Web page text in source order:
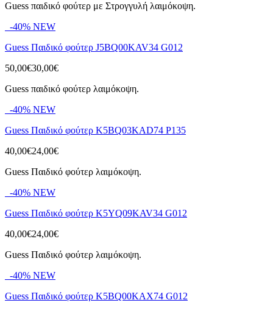
Guess παιδικό φούτερ με Στρογγυλή λαιμόκοψη.
-40% NEW
Guess Παιδικό φούτερ J5BQ00KAV34 G012
50,00€30,00€
Guess παιδικό φούτερ λαιμόκοψη.
-40% NEW
Guess Παιδικό φούτερ K5BQ03KAD74 P135
40,00€24,00€
Guess Παιδικό φούτερ λαιμόκοψη.
-40% NEW
Guess Παιδικό φούτερ K5YQ09KAV34 G012
40,00€24,00€
Guess Παιδικό φούτερ λαιμόκοψη.
-40% NEW
Guess Παιδικό φούτερ K5BQ00KAX74 G012